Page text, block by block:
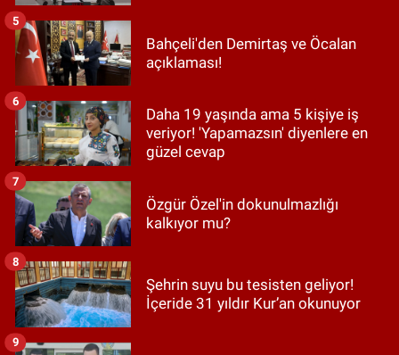
Bahçeli'den Demirtaş ve Öcalan
açıklaması!
5
Daha 19 yaşında ama 5 kişiye iş
veriyor! 'Yapamazsın' diyenlere en
güzel cevap
6
Özgür Özel'in dokunulmazlığı
kalkıyor mu?
7
Şehrin suyu bu tesisten geliyor!
İçeride 31 yıldır Kur’an okunuyor
8
9